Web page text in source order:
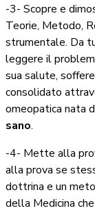
-3- Scopre e
Teorie, Metodo,
strumentale. Da
leggere il
sua salute,
consolidato
omeopatica nata
sano.
-4- Mette alla
alla prova se
dottrina e un
della Medicina